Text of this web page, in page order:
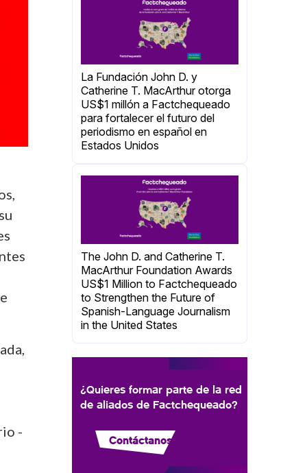
-
La Fundación John D. y
Catherine T. MacArthur otorga
US$1 millón a Factchequeado
para fortalecer el futuro del
periodismo en español en
Estados Unidos
The John D. and Catherine T.
MacArthur Foundation Awards
US$1 Million to Factchequeado
to Strengthen the Future of
Spanish-Language Journalism
in the United States
¿Quieres formar parte de la red
de aliados de Factchequeado?
Contáctanos